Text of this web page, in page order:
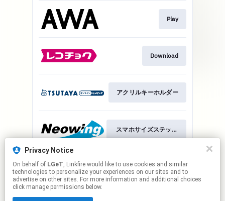
Privacy Notice
On behalf of LGeT, Linkfire would like to use cookies and similar
technologies to personalize your experiences on our sites and to
advertise on other sites. For more information and additional choices
click manage permissions below.
Play
Download
アクリルキーホルダー
スマホサイズステッカー
スマホサイズステッカー